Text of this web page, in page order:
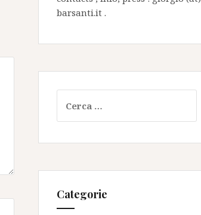
barsanti.it .
per:
Categorie